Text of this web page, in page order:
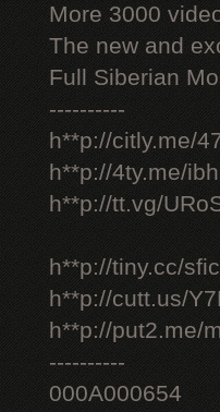
More 3000
The new and
Full Siberian
----------
h**p://citly.me/
h**p://4ty.me/
h**p://tt.vg/
h**p://tiny.cc/
h**p://cutt.us/
h**p://put2.me/
----------
000A000654